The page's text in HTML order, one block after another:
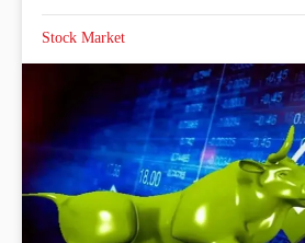
Stock Market